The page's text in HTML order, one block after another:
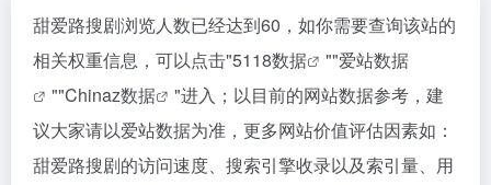
甜爱路搜剧浏览人数已经达到60，如你需要查询该站的
相关权重信息，可以点击"5118数据 ""爱站数据
""Chinaz数据
"进入；以目前的网站数据参考，建
议大家请以爱站数据为准，更多网站价值评估因素如：
甜爱路搜剧的访问速度、搜索引擎收录以及索引量、用